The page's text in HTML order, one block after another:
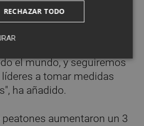
de la Salud y nuestros
deja claro este nuevo
vial exige
firmes por parte de los
el mundo, y seguiremos
a tomar medidas
ha añadido.
aumentaron un 3
RECHAZAR TODO